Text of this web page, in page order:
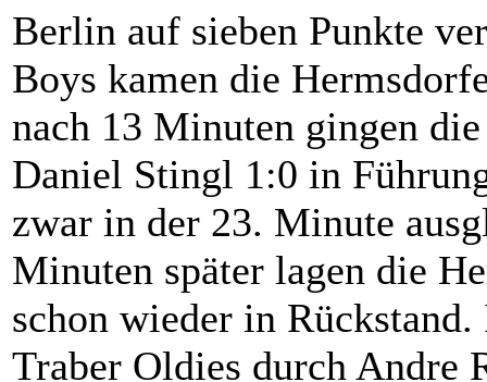
Berlin auf sieben Punkte
Boys kamen die
nach 13 Minuten gingen
Daniel Stingl 1:0 in
zwar in der 23. Minute
Minuten später lagen die
schon wieder in
Traber Oldies durch Andre